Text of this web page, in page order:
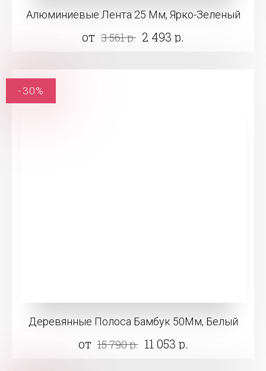
Алюминиевые Лента 25 Мм, Ярко-Зеленый
от 3 561 р. 2 493 р.
Деревянные Полоса Бамбук 50Мм, Белый
от 15 790 р. 11 053 р.
-30%